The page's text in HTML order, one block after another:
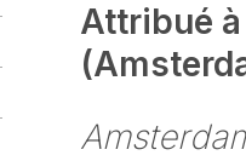
Attribué à